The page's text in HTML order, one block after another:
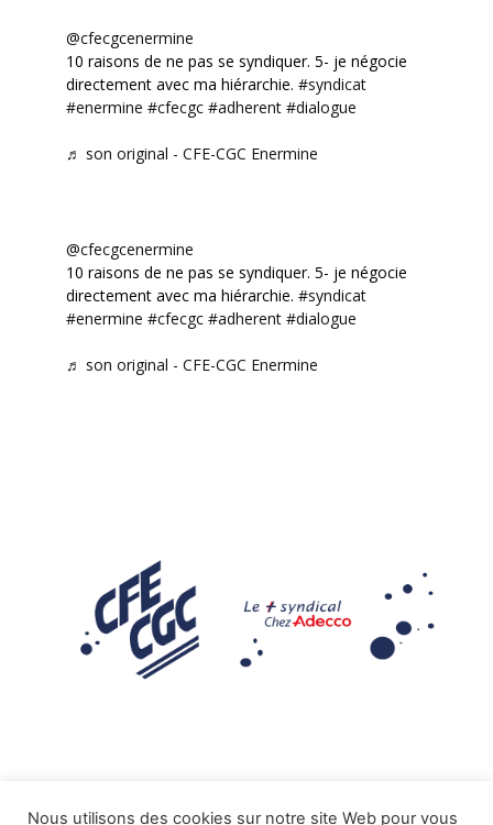
@cfecgcenermine
10 raisons de ne pas se syndiquer. 5- je négocie
directement avec ma hiérarchie. #syndicat
#enermine #cfecgc #adherent #dialogue
♬ son original - CFE-CGC Enermine
@cfecgcenermine
10 raisons de ne pas se syndiquer. 5- je négocie
directement avec ma hiérarchie. #syndicat
#enermine #cfecgc #adherent #dialogue
♬ son original - CFE-CGC Enermine
Nous utilisons des cookies sur notre site Web pour vous